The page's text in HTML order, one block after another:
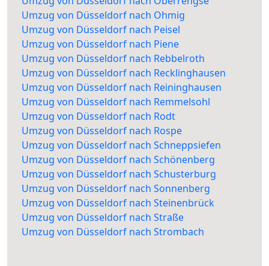
Umzug von Düsseldorf nach Ohmig
Umzug von Düsseldorf nach Peisel
Umzug von Düsseldorf nach Piene
Umzug von Düsseldorf nach Rebbelroth
Umzug von Düsseldorf nach Recklinghausen
Umzug von Düsseldorf nach Reininghausen
Umzug von Düsseldorf nach Remmelsohl
Umzug von Düsseldorf nach Rodt
Umzug von Düsseldorf nach Rospe
Umzug von Düsseldorf nach Schneppsiefen
Umzug von Düsseldorf nach Schönenberg
Umzug von Düsseldorf nach Schusterburg
Umzug von Düsseldorf nach Sonnenberg
Umzug von Düsseldorf nach Steinenbrück
Umzug von Düsseldorf nach Straße
Umzug von Düsseldorf nach Strombach